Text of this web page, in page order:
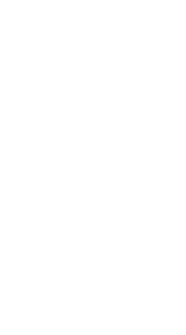
Attache capot pour
Kit d’attache de capot
quantité de Attache capot
Jeep